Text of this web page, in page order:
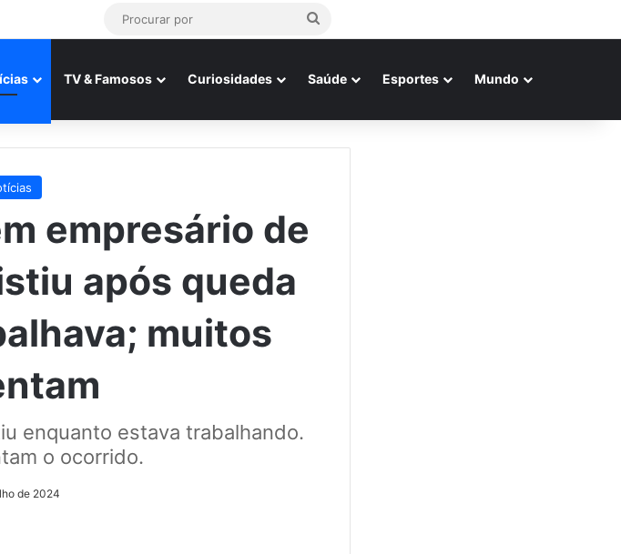
Procurar
TV & Famosos Curiosidades Saúde Esportes Mundo
empresário de
após queda
muitos
enquanto estava trabalhando.
o ocorrido.
de 2024